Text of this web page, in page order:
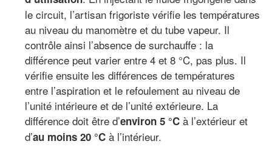
le circuit, l’artisan frigoriste vérifie les températures
au niveau du manomètre et du tube vapeur. Il
contrôle ainsi l’absence de surchauffe : la
différence peut varier entre 4 et 8 °C, pas plus. Il
vérifie ensuite les différences de températures
entre l’aspiration et le refoulement au niveau de
l’unité intérieure et de l’unité extérieure. La
différence doit être d’environ 5 °C à l’extérieur et
d’au moins 20 °C à l’intérieur.